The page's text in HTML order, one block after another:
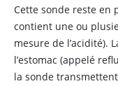
Cette sonde reste en
contient une ou
mesure de l’acidité).
l’estomac (appelé
la sonde